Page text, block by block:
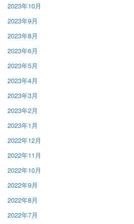
2023年10月
2023年9月
2023年8月
2023年6月
2023年5月
2023年4月
2023年3月
2023年2月
2023年1月
2022年12月
2022年11月
2022年10月
2022年9月
2022年8月
2022年7月